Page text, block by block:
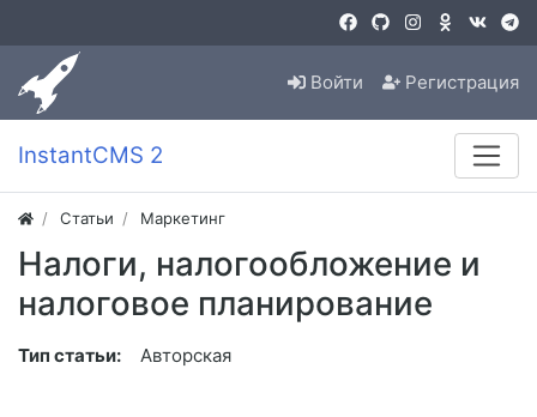
Войти Регистрация
InstantCMS 2
Статьи Маркетинг
Налоги, налогообложение и
налоговое планирование
Тип статьи: Авторская